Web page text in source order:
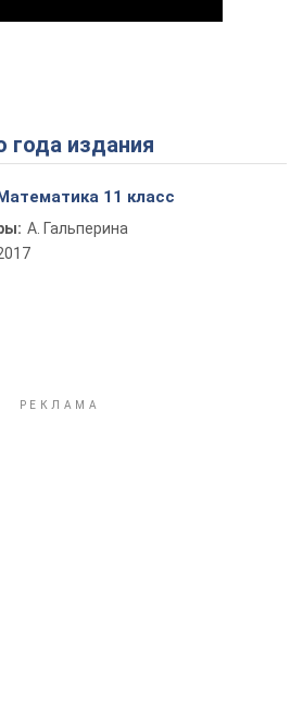
Play Video
года издания
11 класс
А. Гальперина